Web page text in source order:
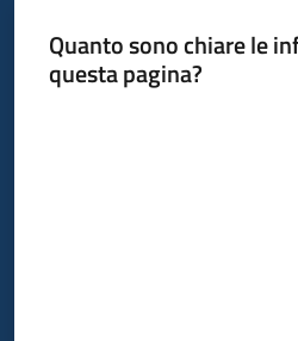
Quanto sono chiare le
questa pagina?